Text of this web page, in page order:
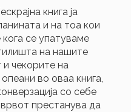
книга ја
и на тоа кои
се упатуваме
на нашите
и чекорите на
во оваа книга,
со себе
престанува да